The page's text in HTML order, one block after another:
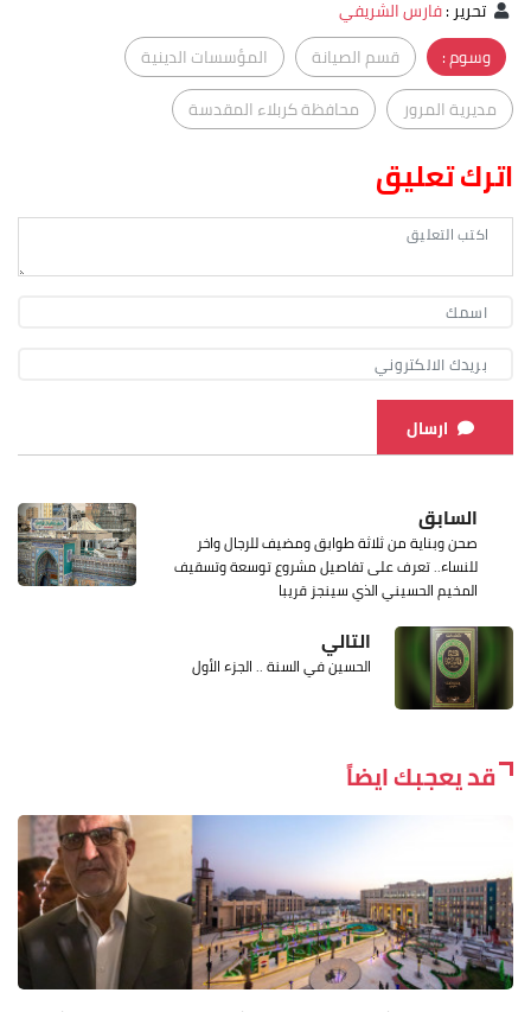
تحرير:فارس الشريفي
وسوم :
قسم الصيانة
المؤسسات الدينية
مديرية المرور
محافظة كربلاء المقدسة
اترك تعليق
ارسال
السابق
صحن وبناية من ثلاثة طوابق ومضيف للرجال واخر
للنساء.. تعرف على تفاصيل مشروع توسعة وتسقيف
المخيم الحسيني الذي سينجز قريبا
التالي
الحسين في السنة .. الجزء الأول
قد يعجبك ايضاً